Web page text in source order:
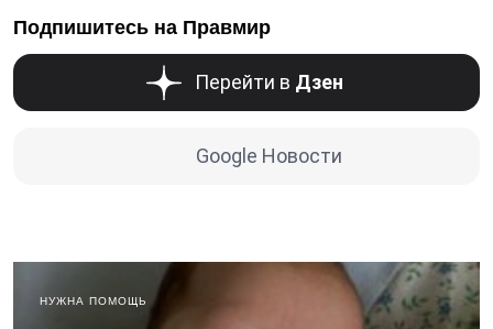
Подпишитесь на Правмир
Перейти в Дзен
Google Новости
НУЖНА ПОМОЩЬ